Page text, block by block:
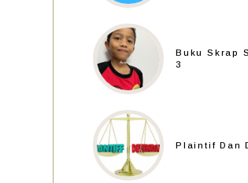
Buku Skrap
3
Plaintif Dan